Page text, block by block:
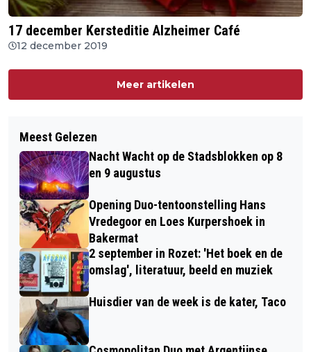
17 december Kersteditie Alzheimer Café
12 december 2019
Meer artikelen
Meest Gelezen
Nacht Wacht op de Stadsblokken op 8
en 9 augustus
Opening Duo-tentoonstelling Hans
Vredegoor en Loes Kurpershoek in
Bakermat
2 september in Rozet: 'Het boek en de
omslag', literatuur, beeld en muziek
Huisdier van de week is de kater, Taco